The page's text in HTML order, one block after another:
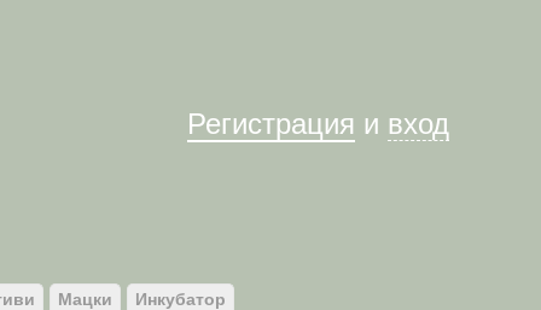
Регистрация и вход
Мацки Инкубатор